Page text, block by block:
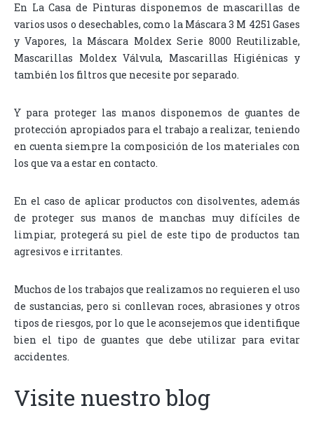
En La Casa de Pinturas disponemos de mascarillas de
varios usos o desechables, como la Máscara 3 M 4251 Gases
y Vapores, la Máscara Moldex Serie 8000 Reutilizable,
Mascarillas Moldex Válvula, Mascarillas Higiénicas y
también los filtros que necesite por separado.
Y para proteger las manos disponemos de guantes de
protección apropiados para el trabajo a realizar, teniendo
en cuenta siempre la composición de los materiales con
los que va a estar en contacto.
En el caso de aplicar productos con disolventes, además
de proteger sus manos de manchas muy difíciles de
limpiar, protegerá su piel de este tipo de productos tan
agresivos e irritantes.
Muchos de los trabajos que realizamos no requieren el uso
de sustancias, pero si conllevan roces, abrasiones y otros
tipos de riesgos, por lo que le aconsejemos que identifique
bien el tipo de guantes que debe utilizar para evitar
accidentes.
Visite nuestro blog